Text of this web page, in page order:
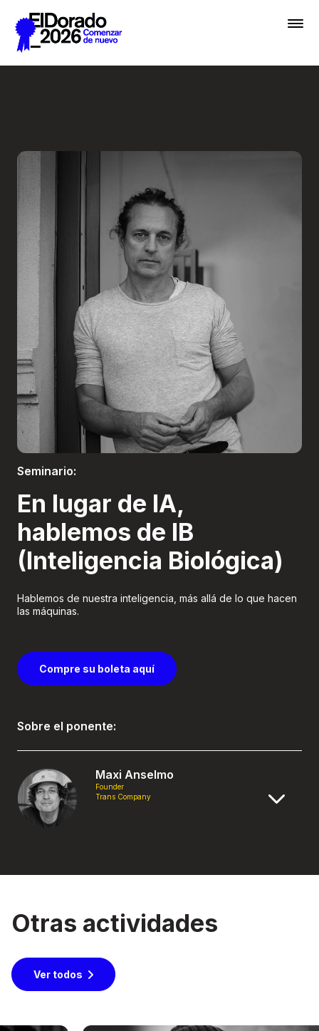
Saltar al contenido principal
Academias
Archivo
Inscribir
Boletería
Seminario:
En lugar de IA,
hablemos de IB
(Inteligencia Biológica)
Hablemos de nuestra inteligencia, más allá de lo que hacen
las máquinas.
Compre su boleta aquí
Sobre el ponente:
Maxi Anselmo
Founder
Trans Company
Otras actividades
Ver todos